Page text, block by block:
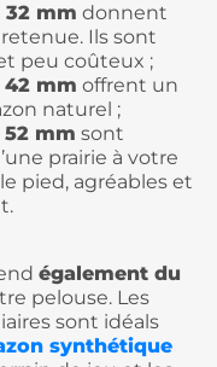
32 mm donnent
Ils sont
peu coûteux ;
42 mm offrent un
naturel ;
52 mm sont
prairie à votre
pied, agréables et
également du
pelouse. Les
sont idéals
synthétique